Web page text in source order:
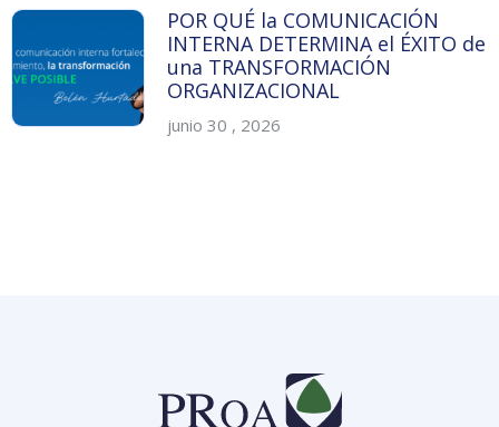
POR QUÉ la COMUNICACIÓN
INTERNA DETERMINA el ÉXITO de
una TRANSFORMACIÓN
ORGANIZACIONAL
junio 30 , 2026